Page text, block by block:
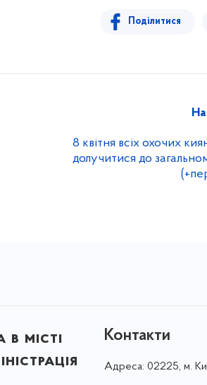
Поділитися
8 квітня всіх охочих
долучитися до
місті
Контакти
Адреса: 02225, м.